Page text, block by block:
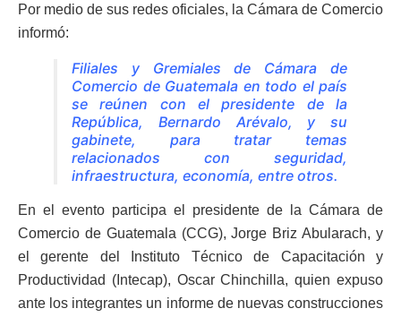
Por medio de sus redes oficiales, la Cámara de Comercio
informó:
Filiales y Gremiales de Cámara de
Comercio de Guatemala en todo el país
se reúnen con el presidente de la
República, Bernardo Arévalo, y su
gabinete, para tratar temas
relacionados con seguridad,
infraestructura, economía, entre otros.
En el evento participa el presidente de la Cámara de
Comercio de Guatemala (CCG), Jorge Briz Abularach, y
el gerente del Instituto Técnico de Capacitación y
Productividad (Intecap), Oscar Chinchilla, quien expuso
ante los integrantes un informe de nuevas construcciones